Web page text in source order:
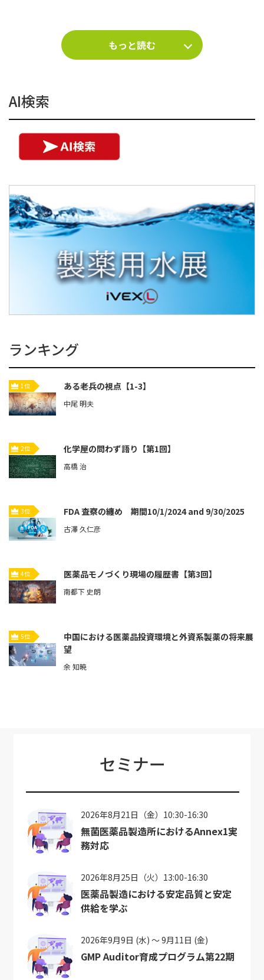
もっと読む
AI検索
ランキング
1位 ある老兵の視点【1-3】
中尾 明夫
2位 化学屋の問わず語り【第1回】
高橋 治
3位 FDA 査察の纏め 期間10/1/2024 and 9/30/2025
古澤 久仁彦
4位 医薬品モノづくり現場の履歴書【第3回】
南都下 史朗
5位
中国における医薬品投資環境と外資系製薬の将来展
望
余 知暁
セミナー
2026年8月21日（金）10:30-16:30
無菌医薬品製造所におけるAnnex1実
務対応
2026年8月25日（火）13:00-16:30
医薬品製造における安定品質と安定
供給を学ぶ
2026年9月9日 (水) ～ 9月11日 (金)
GMP Auditor育成プログラム第22期